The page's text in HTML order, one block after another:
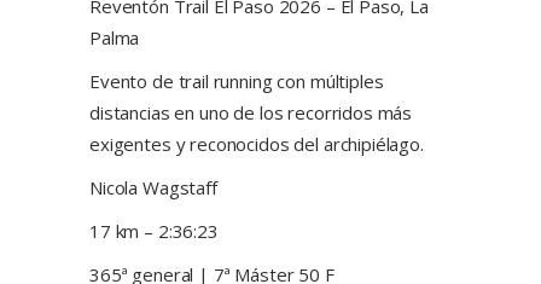
Reventón Trail El Paso 2026 – El Paso, La
Palma
Evento de trail running con múltiples
distancias en uno de los recorridos más
exigentes y reconocidos del archipiélago.
Nicola Wagstaff
17 km – 2:36:23
365ª general | 7ª Máster 50 F